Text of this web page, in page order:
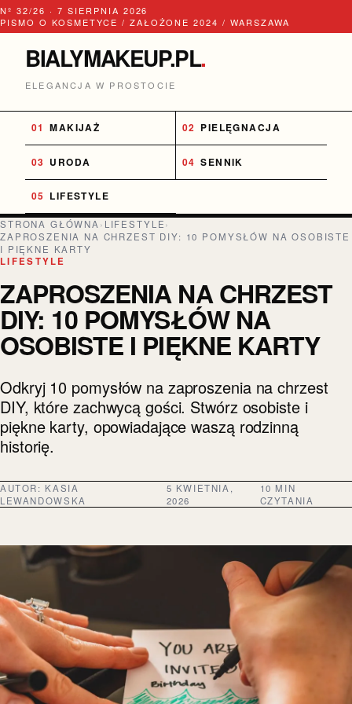
Nº 32/26 · 7 SIERPNIA 2026
PISMO O KOSMETYCE / ZAŁOŻONE 2024 / WARSZAWA
BIALYMAKEUP.PL.
ELEGANCJA W PROSTOCIE
MAKIJAŻ PIELĘGNACJA
URODA SENNIK
LIFESTYLE
STRONA GŁÓWNA› LIFESTYLE›
ZAPROSZENIA NA CHRZEST DIY: 10 POMYSŁÓW NA OSOBISTE
I PIĘKNE KARTY
LIFESTYLE
ZAPROSZENIA NA CHRZEST
DIY: 10 POMYSŁÓW NA
OSOBISTE I PIĘKNE KARTY
Odkryj 10 pomysłów na zaproszenia na chrzest
DIY, które zachwycą gości. Stwórz osobiste i
piękne karty, opowiadające waszą rodzinną
historię.
AUTOR: KASIA
LEWANDOWSKA
5 KWIETNIA,
2026
10 MIN
CZYTANIA